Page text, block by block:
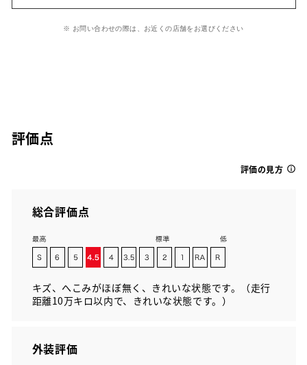
※ お問い合わせの際は、お近くの店舗をお選びください
評価点
評価の見方
総合評価点
キズ、へこみがほぼ無く、きれいな状態です。（走行
距離10万キロ以内で、きれいな状態です。）
外装評価